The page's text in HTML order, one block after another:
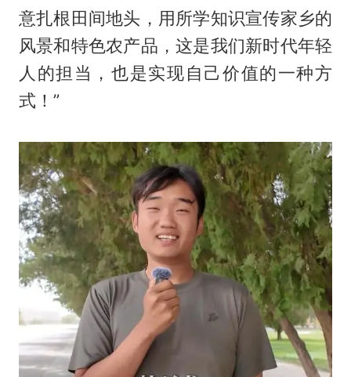
意扎根田间地头，用所学知识宣传家乡的
风景和特色农产品，这是我们新时代年轻
人的担当，也是实现自己价值的一种方
式！”